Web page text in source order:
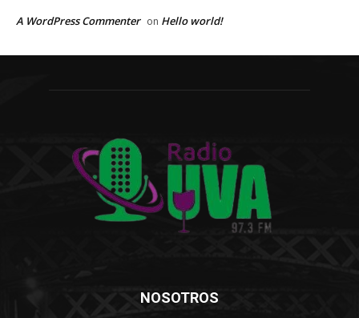
A WordPress Commenter on Hello world!
NOSOTROS